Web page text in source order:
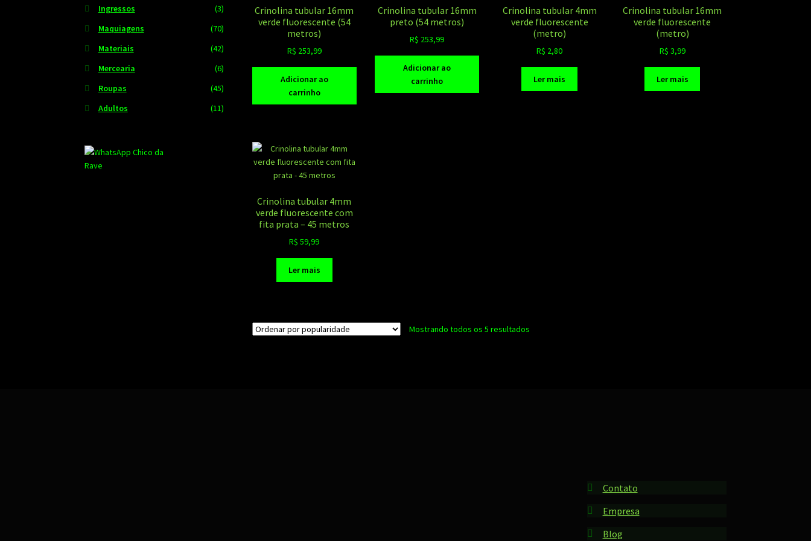
Crinolina tubular 16mm
verde fluorescente (54
metros)
R$ 253,99
Adicionar ao
carrinho
Crinolina tubular 16mm
preto (54 metros)
R$ 253,99
Adicionar ao
carrinho
Crinolina tubular 4mm
verde fluorescente
(metro)
R$ 2,80
Ler mais
Crinolina tubular 16mm
verde fluorescente
(metro)
R$ 3,99
Ler mais
Crinolina tubular 4mm
verde fluorescente com
fita prata – 45 metros
R$ 59,99
Ler mais
Mostrando todos os 5 resultadosClassificado
Ingressos
(3)
Maquiagens
(70)
Materiais
(42)
Mercearia
(6)
Roupas
(45)
Adultos
(11)
Contato
Empresa
Blog